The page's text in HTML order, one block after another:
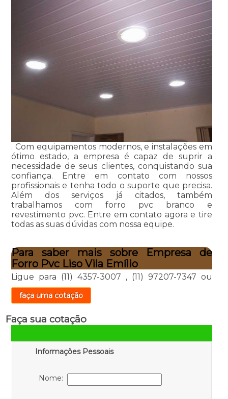
. Com equipamentos modernos, e instalações em
ótimo estado, a empresa é capaz de suprir a
necessidade de seus clientes, conquistando sua
confiança. Entre em contato com nossos
profissionais e tenha todo o suporte que precisa.
Além dos serviços já citados, também
trabalhamos com forro pvc branco e
revestimento pvc. Entre em contato agora e tire
todas as suas dúvidas com nossa equipe.
Para saber mais sobre Empresa de
Forro Pvc Liso Vila Emílio
Ligue para (11) 4357-3007 , (11) 97207-7347 ou
faça uma cotação
Faça sua cotação
Informações Pessoais
Nome: